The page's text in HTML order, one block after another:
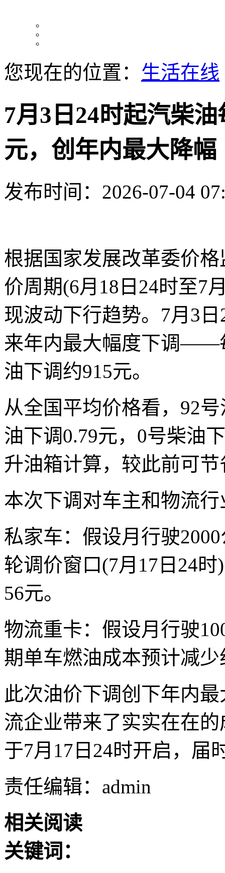
您现在的位置： 生活在线
7月3日24时起汽柴
元，创年内最大降幅
发布时间：2026-07-04
根据国家发展改革委价
价周期(6月18日24时至7
现波动下行趋势。7月3
来年内最大幅度下调——
油下调约915元。
从全国平均价格看，92
油下调0.79元，0号柴油
升油箱计算，较此前可节
本次下调对车主和物流
私家车：假设月行驶
轮调价窗口(7月17日24
56元。
物流重卡：假设月行驶
期单车燃油成本预计减少
此次油价下调创下年内
流企业带来了实实在在
于7月17日24时开启，届
责任编辑：admin
相关阅读
关键词：